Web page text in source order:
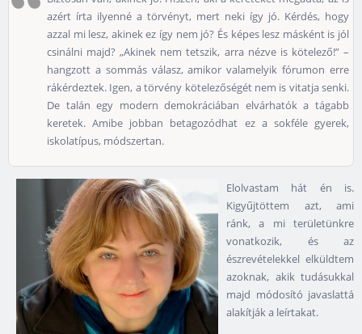
azért írta ilyenné a törvényt, mert neki így jó. Kérdés, hogy
azzal mi lesz, akinek ez így nem jó? És képes lesz másként is jól
csinálni majd? „Akinek nem tetszik, arra nézve is kötelező!” –
hangzott a sommás válasz, amikor valamelyik fórumon erre
rákérdeztek. Igen, a törvény kötelezőségét nem is vitatja senki.
De talán egy modern demokráciában elvárhatók a tágabb
keretek. Amibe jobban betagozódhat ez a sokféle gyerek,
iskolatípus, módszertan.
Elolvastam hát én is.
Kigyűjtöttem azt, ami
ránk, a mi területünkre
vonatkozik, és az
észrevételekkel elküldtem
azoknak, akik tudásukkal
majd módosító javaslattá
alakítják a leírtakat.